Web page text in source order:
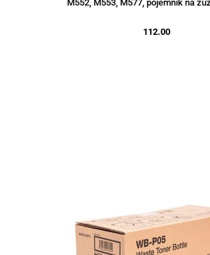
M552, M553, M577, pojemnik na
112.00